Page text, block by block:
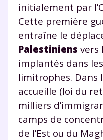
initialement par
Cette première
entraîne le
Palestiniens vers
implantés dans
limitrophes. Dans
accueille (loi du
milliers
camps de
de l’Est ou du